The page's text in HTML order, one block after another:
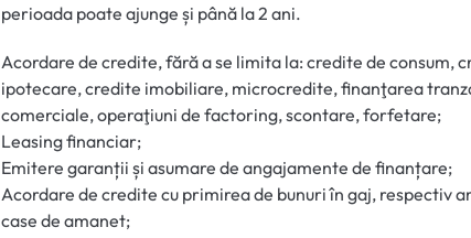
perioada poate ajunge și până la 2 ani.
Acordare de credite,fără a se limita la: credite de consum,
ipotecare, credite imobiliare, microcredite, finanţarea
comerciale, operaţiuni de factoring, scontare, forfetare;
Leasing financiar;
Emitere garanții și asumare de angajamente de finanțare;
Acordare de credite cu primirea de bunuri în gaj, respectiv
case de amanet;